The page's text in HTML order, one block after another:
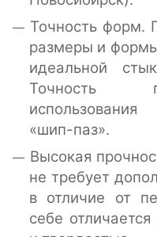
Точность форм.
размеры и
идеальной
Точность
«шип-паз».
Высокая
не требует
в отличие от
себе